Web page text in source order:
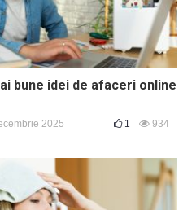
bune idei de afaceri online
2025 1 934